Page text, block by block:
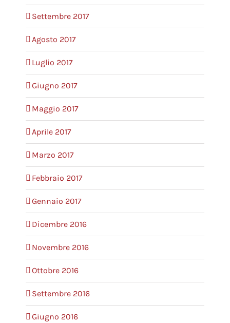
Settembre 2017
Agosto 2017
Luglio 2017
Giugno 2017
Maggio 2017
Aprile 2017
Marzo 2017
Febbraio 2017
Gennaio 2017
Dicembre 2016
Novembre 2016
Ottobre 2016
Settembre 2016
Giugno 2016